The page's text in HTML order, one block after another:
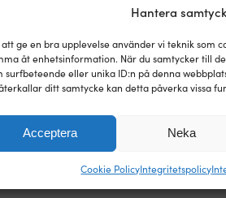
Hantera
att ge en bra upplevelse använder vi teknik som
åt enhetsinformation. När du samtycker till
surfbeteende eller unika ID:n på denna
ditt samtycke kan detta påverka vissa
Acceptera Neka
Cookie PolicyIntegritetspolicy